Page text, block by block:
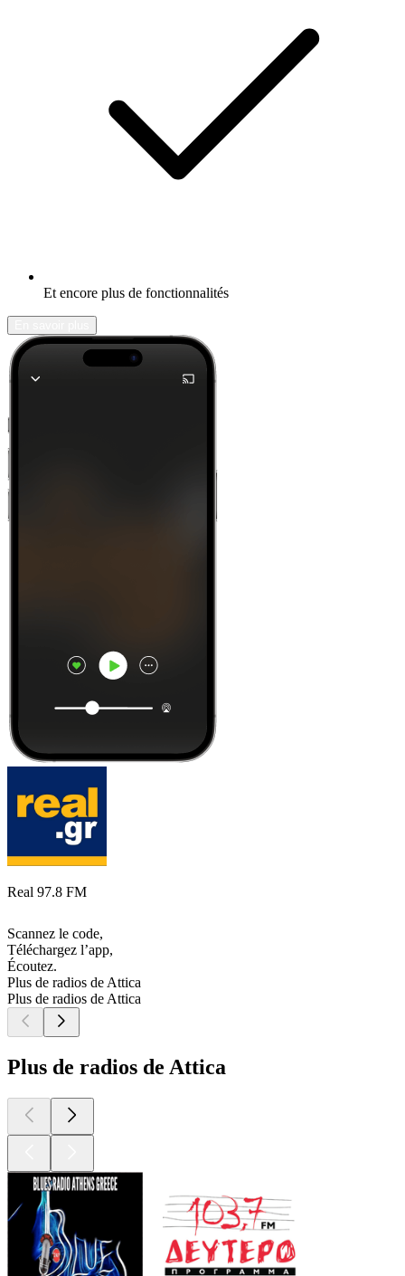
Et encore plus de fonctionnalités
Real 97.8 FM
Scannez le code,
Téléchargez l’app,
Écoutez.
Plus de radios de Attica
Plus de radios de Attica
Plus de radios de Attica